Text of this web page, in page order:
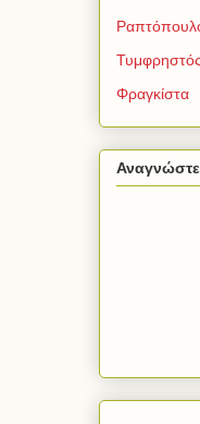
Τυμφρηστός
Φραγκίστα